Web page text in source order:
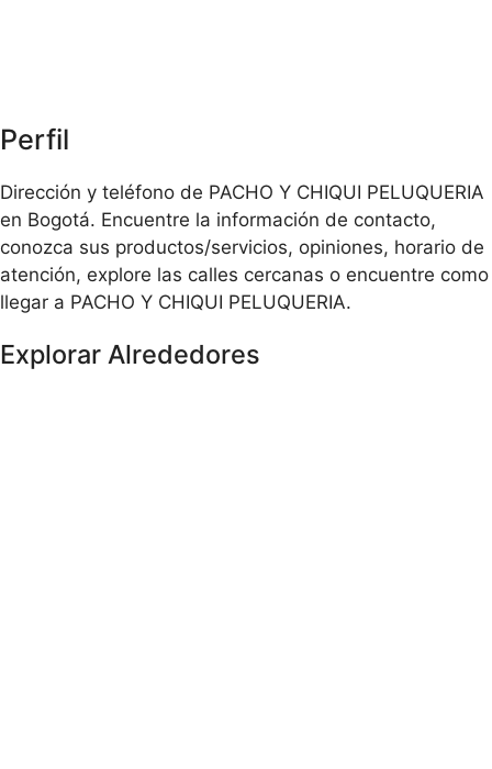
Perfil
Dirección y teléfono de PACHO Y CHIQUI PELUQUERIA
en Bogotá. Encuentre la información de contacto,
conozca sus productos/servicios, opiniones, horario de
atención, explore las calles cercanas o encuentre como
llegar a PACHO Y CHIQUI PELUQUERIA.
Explorar Alrededores